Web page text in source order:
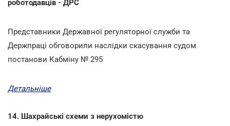
роботодавців - ДРС
Представники Державної регуляторної служби та
Держпраці обговорили наслідки скасування судом
постанови Кабміну № 295
Детальніше
14. Шахрайські схеми з нерухомістю